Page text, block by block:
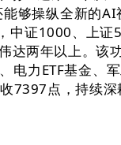
够操纵全新的
中证1000、上
达两年以上。
电力ETF基金、
7397点，持续